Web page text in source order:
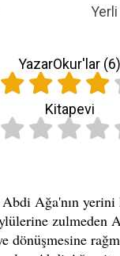
YazarOkur'lar (6)
Kitapevi